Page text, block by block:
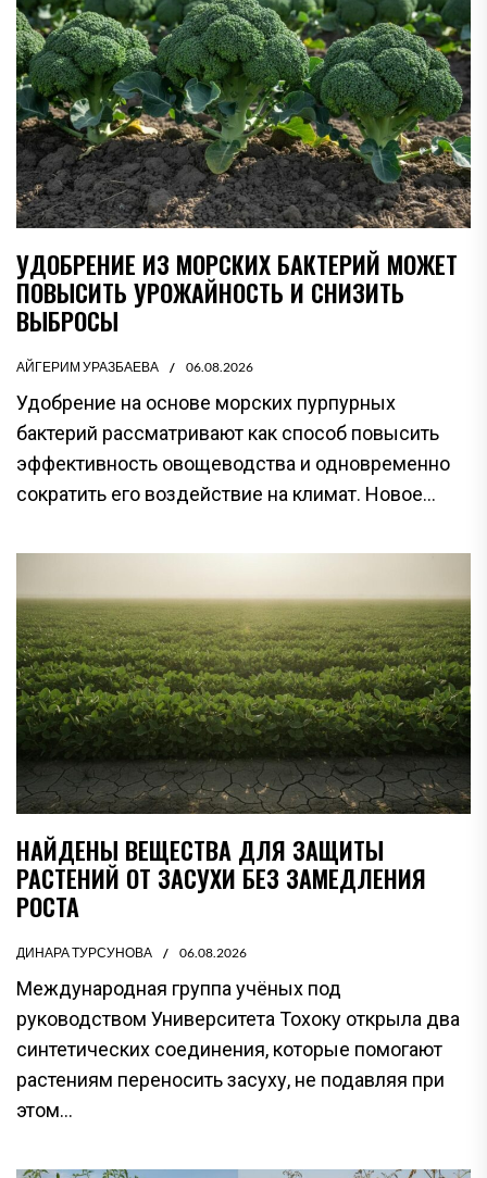
УДОБРЕНИЕ ИЗ МОРСКИХ БАКТЕРИЙ МОЖЕТ
ПОВЫСИТЬ УРОЖАЙНОСТЬ И СНИЗИТЬ
ВЫБРОСЫ
АЙГЕРИМ УРАЗБАЕВА 06.08.2026
Удобрение на основе морских пурпурных
бактерий рассматривают как способ повысить
эффективность овощеводства и одновременно
сократить его воздействие на климат. Новое...
НАЙДЕНЫ ВЕЩЕСТВА ДЛЯ ЗАЩИТЫ
РАСТЕНИЙ ОТ ЗАСУХИ БЕЗ ЗАМЕДЛЕНИЯ
РОСТА
ДИНАРА ТУРСУНОВА 06.08.2026
Международная группа учёных под
руководством Университета Тохоку открыла два
синтетических соединения, которые помогают
растениям переносить засуху, не подавляя при
этом...